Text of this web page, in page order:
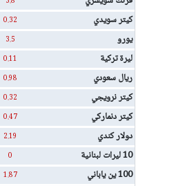
كيتر سويدي 0.32
يورو 3.5
ليرة تركية 0.11
ريال سعودي 0.98
كيتر نرويجي 0.32
كيتر دنماركي 0.47
دولار كندي 2.19
10 ليرات لبنانية 0
100 ين ياباني 1.87